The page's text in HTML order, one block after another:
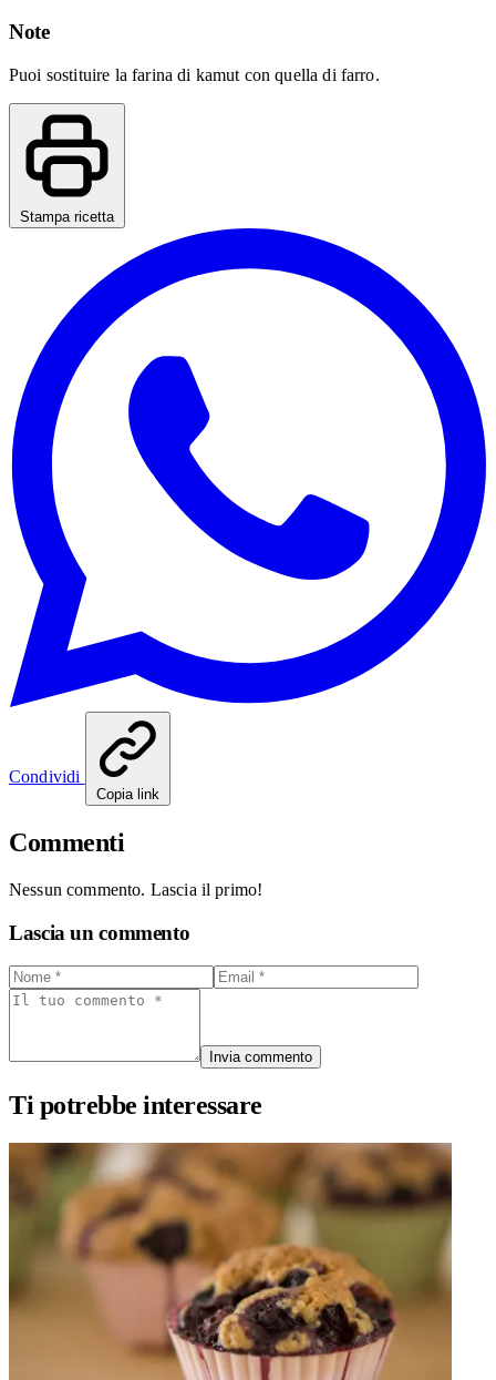
Note
Puoi sostituire la farina di kamut con quella di farro.
Stampa ricetta
Condividi
Copia link
Commenti
Nessun commento. Lascia il primo!
Lascia un commento
Invia commento
Ti potrebbe interessare